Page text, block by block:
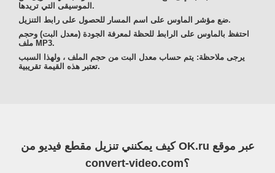
الموسيقى التي تريدها.
ضع مؤشر الماوس على اسم المسار للحصول على رابط التنزيل.
احتفظ بالماوس على الرابط للحظة لمعرفة الجودة (معدل البت) وحجم
ملف MP3.
يرجى ملاحظة: يتم حساب معدل البت من حجم الملف ، ولهذا السبب
تعتبر هذه القيمة تقريبية.
كيف يمكنني تنزيل مقطع فيديو من OK.ru عبر موقع
convert-video.com؟